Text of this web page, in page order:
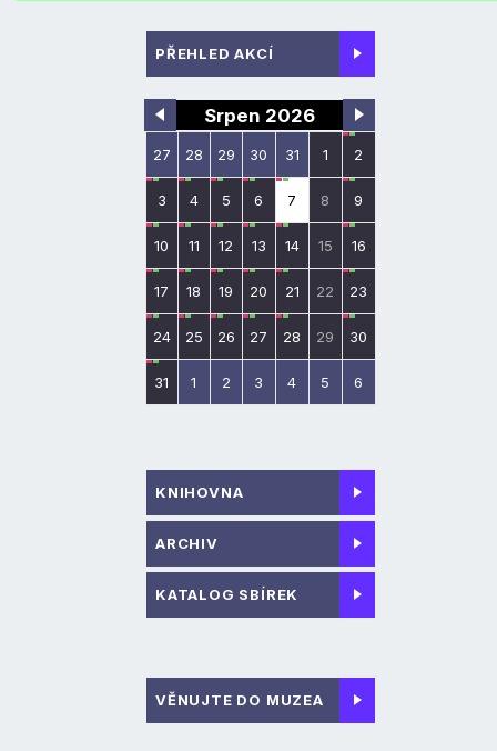
PŘEHLED AKCÍ
Srpen 2026
27 28 29 30 31 1 2
3 4 5 6 7 8 9
10 11 12 13 14 15 16
17 18 19 20 21 22 23
24 25 26 27 28 29 30
31 1 2 3 4 5 6
KNIHOVNA
ARCHIV
KATALOG SBÍREK
VĚNUJTE DO MUZEA